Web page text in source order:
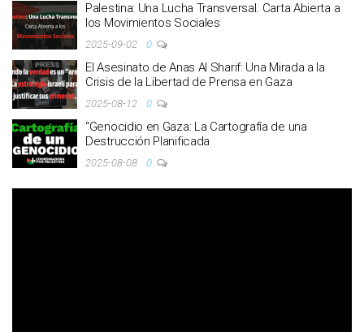
Palestina: Una Lucha Transversal. Carta Abierta a
los Movimientos Sociales
2025-09-02 0
El Asesinato de Anas Al Sharif: Una Mirada a la
Crisis de la Libertad de Prensa en Gaza
2025-08-12 0
“Genocidio en Gaza: La Cartografía de una
Destrucción Planificada
2025-08-08 0